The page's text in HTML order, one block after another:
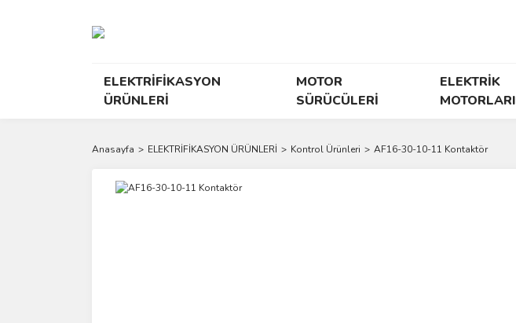
ELEKTRİFİKASYON
ÜRÜNLERİ
MOTOR
SÜRÜCÜLERİ
ELEKTRİK
MOTORLARI
Anasayfa ELEKTRİFİKASYON ÜRÜNLERİ Kontrol Ürünleri AF16-30-10-11 Kontaktör